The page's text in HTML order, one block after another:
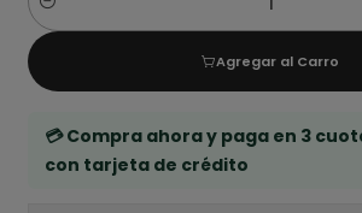
Cantidad
Agregar al Carro
💳 Compra ahora y paga en 3
con tarjeta de crédito